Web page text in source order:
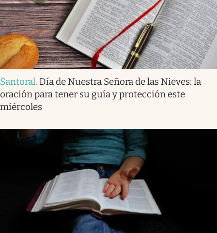
Santoral. Día de Nuestra Señora de las Nieves: la
oración para tener su guía y protección este
miércoles